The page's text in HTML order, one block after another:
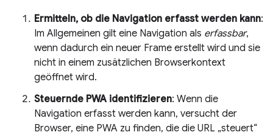
Ermitteln, ob die Navigation erfasst werden kann:
Im Allgemeinen gilt eine Navigation als erfassbar,
wenn dadurch ein neuer Frame erstellt wird und sie
nicht in einem zusätzlichen Browserkontext
geöffnet wird.
Steuernde PWA identifizieren: Wenn die
Navigation erfasst werden kann, versucht der
Browser, eine PWA zu finden, die die URL „steuert“